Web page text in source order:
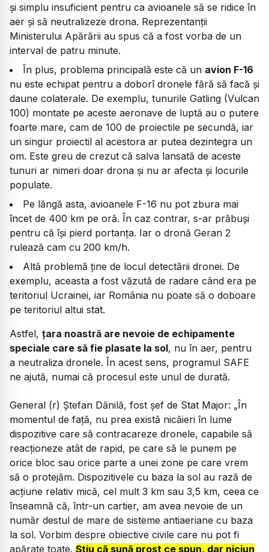
și simplu insuficient pentru ca avioanele să se ridice în
aer și să neutralizeze drona. Reprezentanții
Ministerului Apărării au spus că a fost vorba de un
interval de patru minute.
În plus, problema principală este că un avion F-16
nu este echipat pentru a doborî dronele fără să facă și
daune colaterale. De exemplu, tunurile Gatling (Vulcan
100) montate pe aceste aeronave de luptă au o putere
foarte mare, cam de 100 de proiectile pe secundă, iar
un singur proiectil al acestora ar putea dezintegra un
om. Este greu de crezut că salva lansată de aceste
tunuri ar nimeri doar drona și nu ar afecta și locurile
populate.
Pe lăngă asta, avioanele F-16 nu pot zbura mai
încet de 400 km pe oră. În caz contrar, s-ar prăbuși
pentru că își pierd portanța. Iar o dronă Geran 2
rulează cam cu 200 km/h.
Altă problemă ține de locul detectării dronei. De
exemplu, aceasta a fost văzută de radare când era pe
teritoriul Ucrainei, iar România nu poate să o doboare
pe teritoriul altui stat.
Astfel, țara noastră are nevoie de echipamente
speciale care să fie plasate la sol, nu în aer, pentru
a neutraliza dronele. În acest sens, programul SAFE
ne ajută, numai că procesul este unul de durată.
General (r) Ștefan Dănilă, fost șef de Stat Major: „În
momentul de față, nu prea există nicăieri în lume
dispozitive care să contracareze dronele, capabile să
reacționeze atât de rapid, pe care să le punem pe
orice bloc sau orice parte a unei zone pe care vrem
să o protejăm. Dispozitivele cu baza la sol au rază de
acțiune relativ mică, cel mult 3 km sau 3,5 km, ceea ce
înseamnă că, într-un cartier, am avea nevoie de un
număr destul de mare de sisteme antiaeriane cu baza
la sol. Vorbim despre obiective civile care nu pot fi
apărate toate. Știu că sună prost ce spun, dar niciun